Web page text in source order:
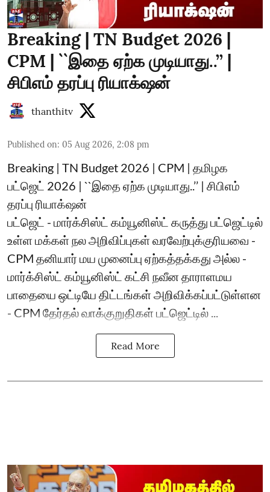
Breaking | TN Budget 2026 |
CPM | ``இதை ஏற்க முடியாது..’’ |
சிபிஎம் தரப்பு ரியாக்‌ஷன்
thanthitv
Published on: 05 Aug 2026, 2:08 pm
Breaking | TN Budget 2026 | CPM | தமிழக
பட்ஜெட் 2026 | ``இதை ஏற்க முடியாது..’’ | சிபிஎம்
தரப்பு ரியாக்‌ஷன்
பட்ஜெட் - மார்க்சிஸ்ட் கம்யூனிஸ்ட் கருத்து பட்ஜெட்டில்
உள்ள மக்கள் நல அறிவிப்புகள் வரவேற்புக்குரியவை -
CPM தனியார் மய முனைப்பு ஏற்கத்தக்கது அல்ல -
மார்க்சிஸ்ட் கம்யூனிஸ்ட் கட்சி நவீன தாராளமய
பாதையை ஒட்டியே திட்டங்கள் அறிவிக்கப்பட்டுள்ளன
- CPM தேர்தல் வாக்குறுதிகள் பட்ஜெட்டில் ...
Read More